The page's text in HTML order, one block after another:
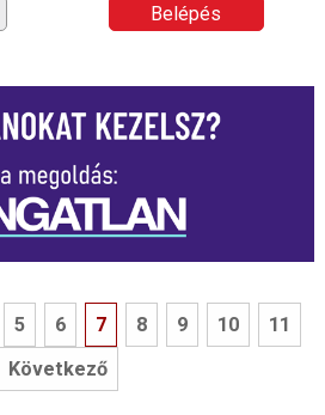
Belépés
5 6 7 8 9 10
11
Következő